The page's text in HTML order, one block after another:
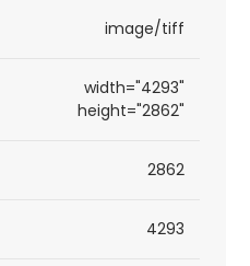
image/tiff
width="4293"
height="2862"
2862
4293